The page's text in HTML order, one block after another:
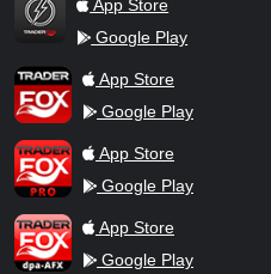
TraderFox Flash
App Store
Google Play
TraderFox AppApp Store
Google Play
TraderFox ProApp Store
Google Play
TraderFox dpa-AFX ProFeed
App Store
Google Play